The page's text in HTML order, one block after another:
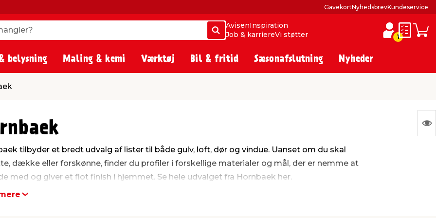
Søg
Søg
AvisenInspiration
Job & karriereVi støtter 1
GavekortNyhedsbrevKundeservice
belysning Maling & kemi Værktøj Bil & fritid Sæsonafslutning Nyheder
tilbyder et bredt udvalg af lister til både gulv, loft, dør og vindue. Uanset om du skal
dække eller forskønne, finder du profiler i forskellige materialer og mål, der er nemme at
med og giver et flot finish i hjemmet. Se hele udvalget fra Hornbaek her.